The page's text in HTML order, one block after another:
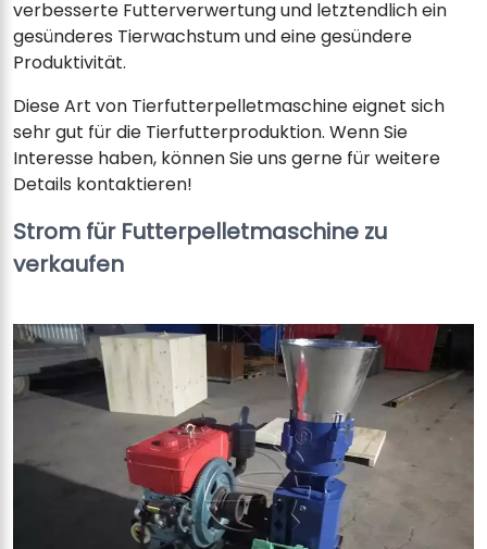
verbesserte Futterverwertung und letztendlich ein
gesünderes Tierwachstum und eine gesündere
Produktivität.
Diese Art von Tierfutterpelletmaschine eignet sich
sehr gut für die Tierfutterproduktion. Wenn Sie
Interesse haben, können Sie uns gerne für weitere
Details kontaktieren!
Strom für Futterpelletmaschine zu
verkaufen